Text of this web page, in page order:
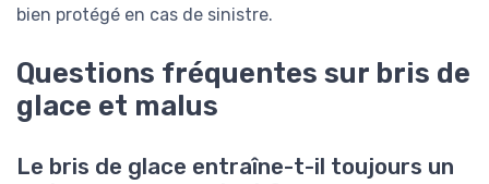
bien protégé en cas de sinistre.
Questions fréquentes sur bris de
glace et malus
Le bris de glace entraîne-t-il toujours un